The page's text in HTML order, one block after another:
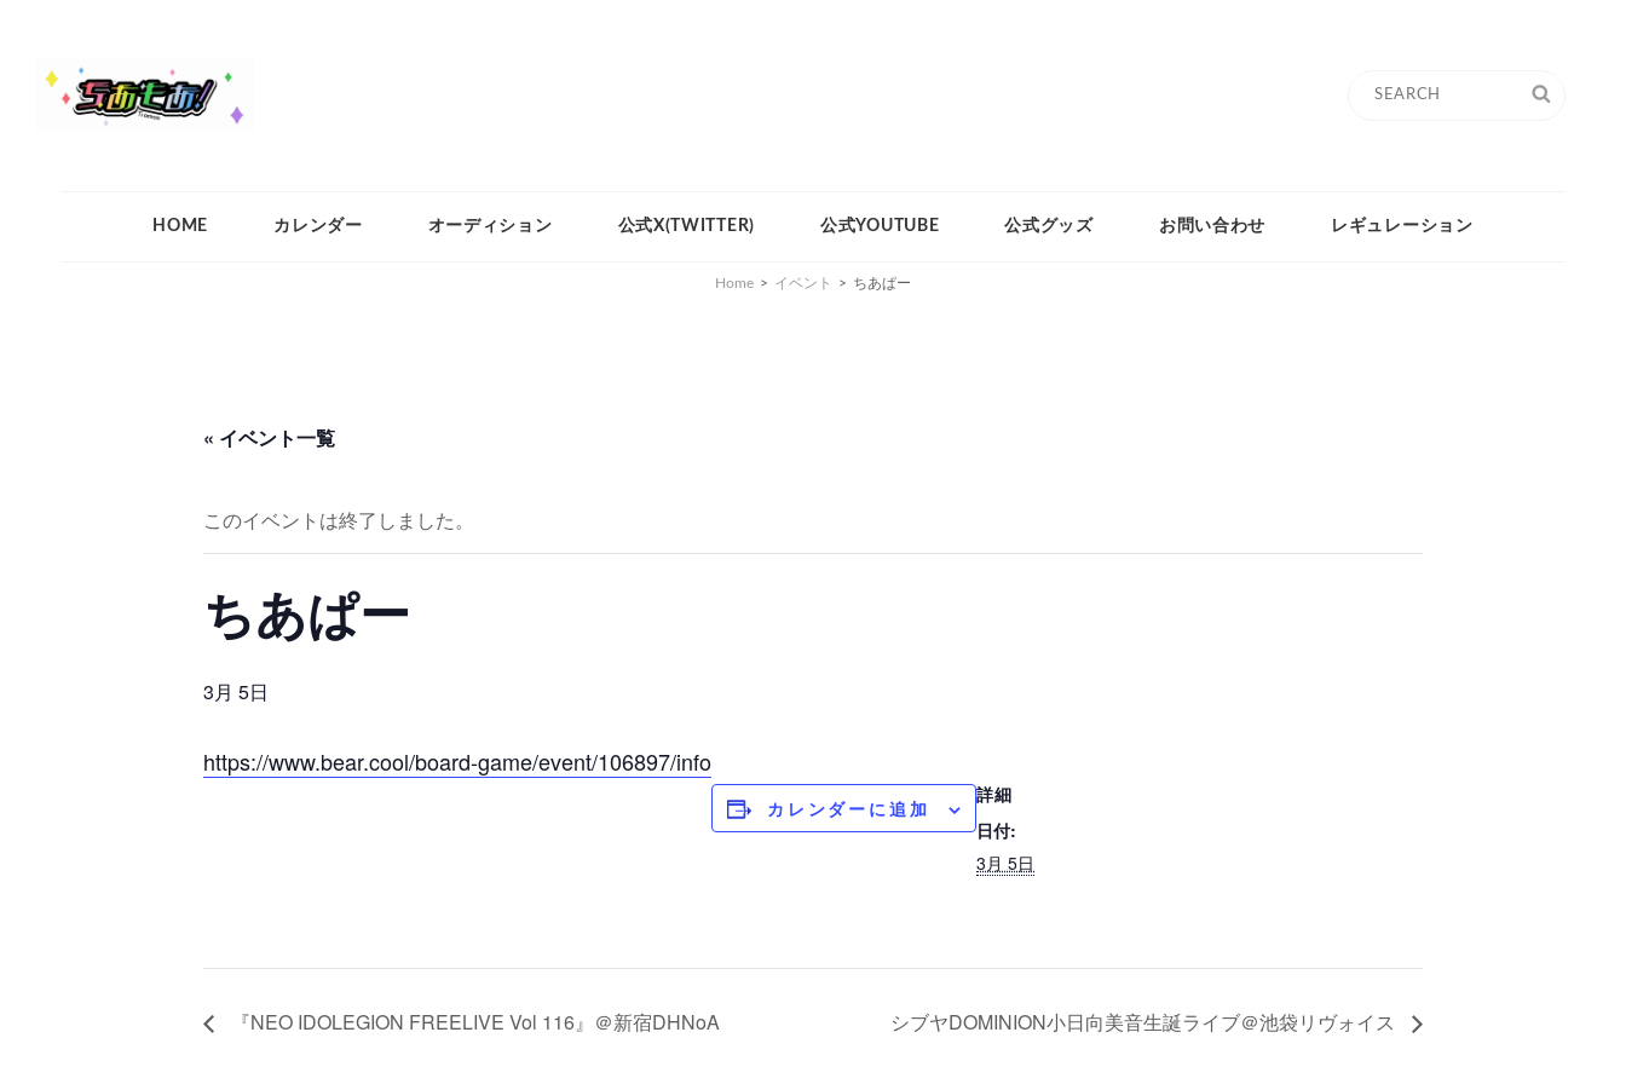
ちあもあ
ちあもあ
Search
HOME カレンダー オーディション 公式X(TWITTER) 公式YOUTUBE 公式グッズ お問い合わせ レギュレーション
Home > イベント > ちあぱー
« イベント一覧
このイベントは終了しました。
ちあぱー
3月 5日
https://www.bear.cool/board-game/event/106897/info
カレンダーに追加
詳細
日付:
3月 5日
『NEO IDOLEGION FREELIVE Vol 116』＠新宿DHNoA シブヤDOMINION小日向美音生誕ライブ＠池袋リヴォイス